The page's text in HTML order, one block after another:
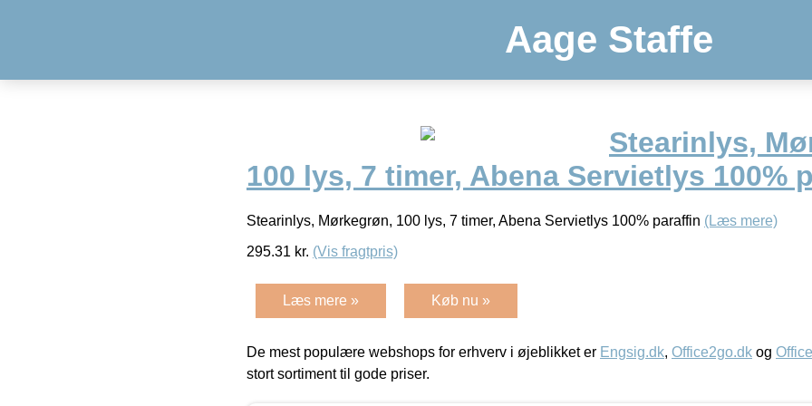
Aage Staffe
Stearinlys,
100 lys, 7 timer, Abena Servietlys 100%
Stearinlys, Mørkegrøn, 100 lys, 7 timer, Abena Servietlys 100% paraffin (Læs mere)
295.31 kr. (Vis fragtpris)
Læs mere » Køb nu »
De mest populære webshops for erhverv i øjeblikket er Engsig.dk, Office2go.dk og
stort sortiment til gode priser.